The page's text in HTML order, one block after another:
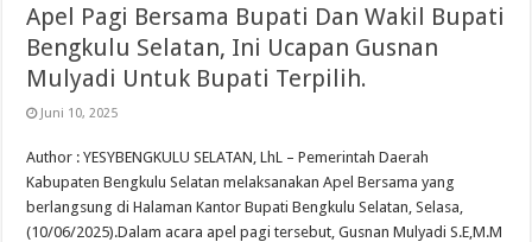
Apel Pagi Bersama Bupati Dan Wakil Bupati
Bengkulu Selatan, Ini Ucapan Gusnan
Mulyadi Untuk Bupati Terpilih.
Juni 10, 2025
Author : YESYBENGKULU SELATAN, LhL – Pemerintah Daerah
Kabupaten Bengkulu Selatan melaksanakan Apel Bersama yang
berlangsung di Halaman Kantor Bupati Bengkulu Selatan, Selasa,
(10/06/2025).Dalam acara apel pagi tersebut, Gusnan Mulyadi S.E,M.M